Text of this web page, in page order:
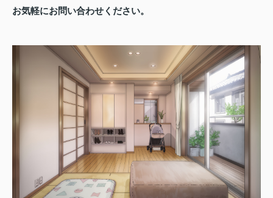
お気軽にお問い合わせください。